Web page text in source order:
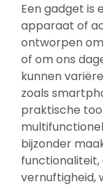
Een gadget is
apparaat of
ontworpen
of om ons
kunnen
zoals
praktische
bijzonder
functionaliteit,
vernuftigheid,